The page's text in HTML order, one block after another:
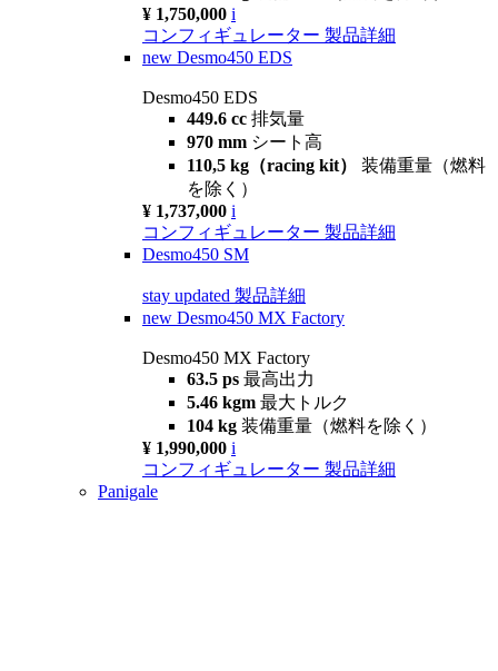
¥ 1,750,000 i
コンフィギュレーター 製品詳細
new Desmo450 EDS
Desmo450 EDS
449.6 cc 排気量
970 mm シート高
110,5 kg（racing kit） 装備重量（燃料
を除く）
¥ 1,737,000 i
コンフィギュレーター 製品詳細
Desmo450 SM
stay updated 製品詳細
new Desmo450 MX Factory
Desmo450 MX Factory
63.5 ps 最高出力
5.46 kgm 最大トルク
104 kg 装備重量（燃料を除く）
¥ 1,990,000 i
コンフィギュレーター 製品詳細
Panigale